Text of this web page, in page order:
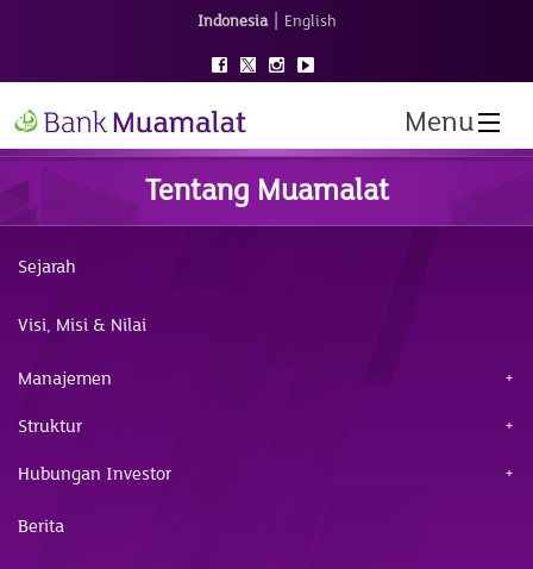
Indonesia | English
Menu
Tentang Muamalat
Sejarah
Visi, Misi & Nilai
Manajemen
Struktur
Hubungan Investor
Berita